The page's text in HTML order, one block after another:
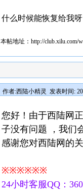
什么时候能恢复给我呀
本帖地址： http://club.xilu.com/
作者:西陆小精灵 发表时间:
您好！由于西陆网
子没有问题 ，我们
感谢您对西陆网的关
※※※※※※
24小时客服QQ：